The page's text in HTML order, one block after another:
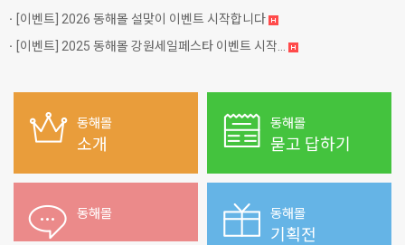
[이벤트] 2026 동해몰 설맞이 이벤트 시작합니다
[이벤트] 2025 동해몰 강원세일페스타 이벤트 시작...
동해몰
소개
동해몰
묻고 답하기
동해몰 동해몰
기획전